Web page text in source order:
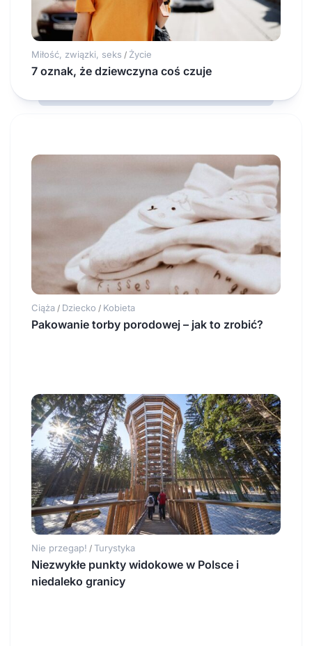
Miłość, związki, seks / Życie
7 oznak, że dziewczyna coś czuje
Ciąża / Dziecko / Kobieta
Pakowanie torby porodowej – jak to zrobić?
Nie przegap! / Turystyka
Niezwykłe punkty widokowe w Polsce i
niedaleko granicy